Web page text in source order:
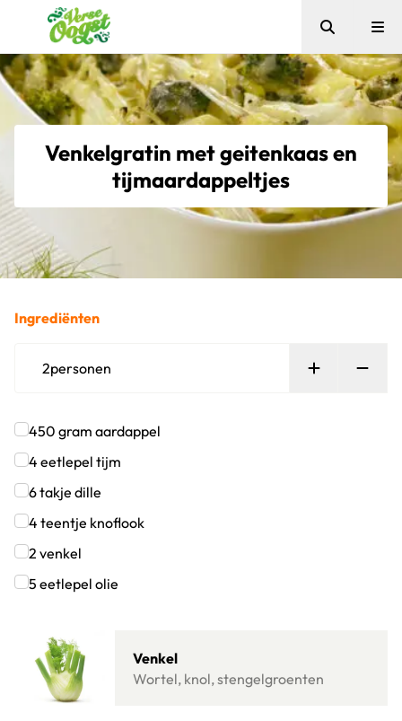
Verse Oogst
Zoeken
Venkelgratin met geitenkaas en
tijmaardappeltjes
Ingrediënten
2personen Persoon
450 gram aardappel
Klik om dit selectievakje aan te vinken
4 eetlepel tijm
Klik om dit selectievakje aan te vinken
6takje dille
Klik om dit selectievakje aan te vinken
4 teentje knoflook
Klik om dit selectievakje aan te vinken
2 venkel
Klik om dit selectievakje aan te vinken
5 eetlepel olie
Venkel
Wortel, knol, stengelgroenten
Lees meer over Venkel